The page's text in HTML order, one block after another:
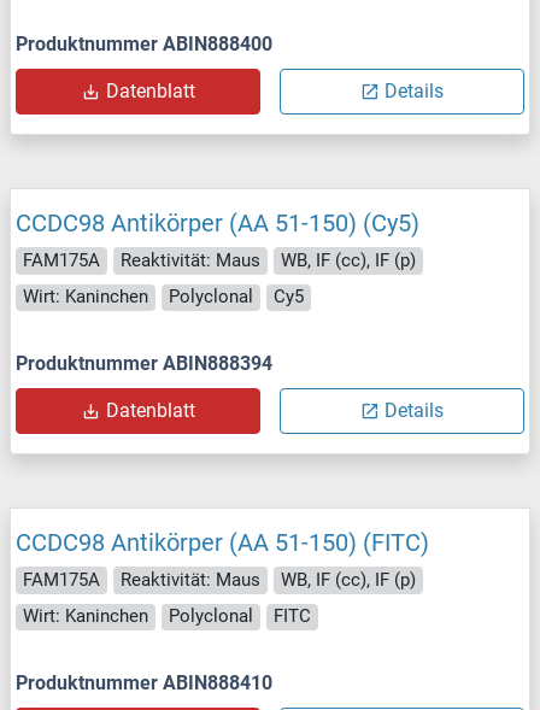
Produktnummer ABIN888400
Datenblatt Details
CCDC98 Antikörper (AA 51-150) (Cy5)
FAM175A Reaktivität: Maus
WB, IF (cc), IF (p)
Wirt: Kaninchen
Polyclonal Cy5
Produktnummer ABIN888394
Datenblatt Details
CCDC98 Antikörper (AA 51-150) (FITC)
FAM175A Reaktivität: Maus
WB, IF (cc), IF (p)
Wirt: Kaninchen
Polyclonal FITC
Produktnummer ABIN888410